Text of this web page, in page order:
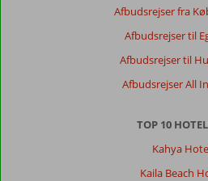
Afbudsrejser fra
Afbudsrejser til
Afbudsrejser til
Afbudsrejser All
TOP 10
Kahya
Kaila Beach